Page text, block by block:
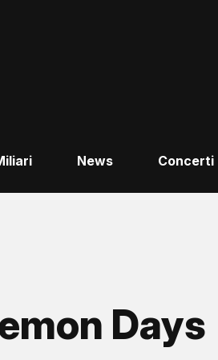
News Concerti
Days